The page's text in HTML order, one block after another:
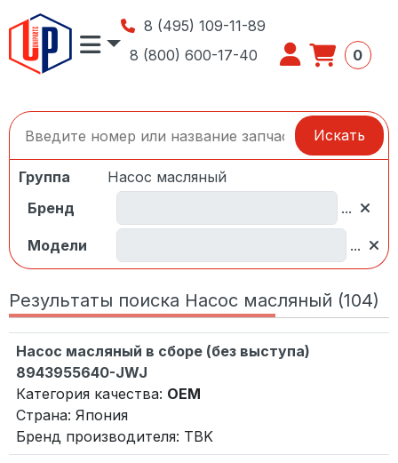
8 (495) 109-11-89
8 (800) 600-17-40
0
Искать
Группа
Насос масляный
Бренд
...
Модели ...
Результаты поиска Насос масляный (104)
Насос масляный в сборе (без выступа)
8943955640-JWJ
Категория качества: OEM
Страна: Япония
Бренд производителя: TBK